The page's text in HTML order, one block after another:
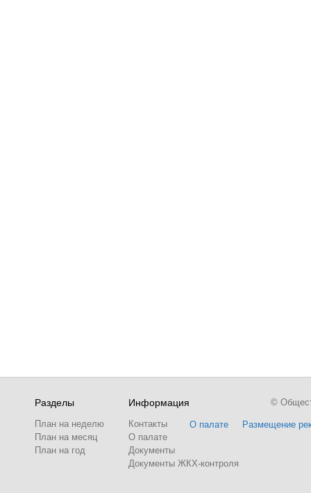
Разделы
План на неделю
План на месяц
План на год
Информация
Контакты
О палате
Документы
Документы ЖКХ-контроля
О палате Размещение
©